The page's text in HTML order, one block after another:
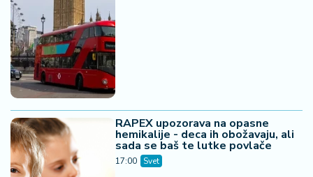
RAPEX upozorava na opasne
hemikalije - deca ih obožavaju, ali
sada se baš te lutke povlače
17:00 Svet